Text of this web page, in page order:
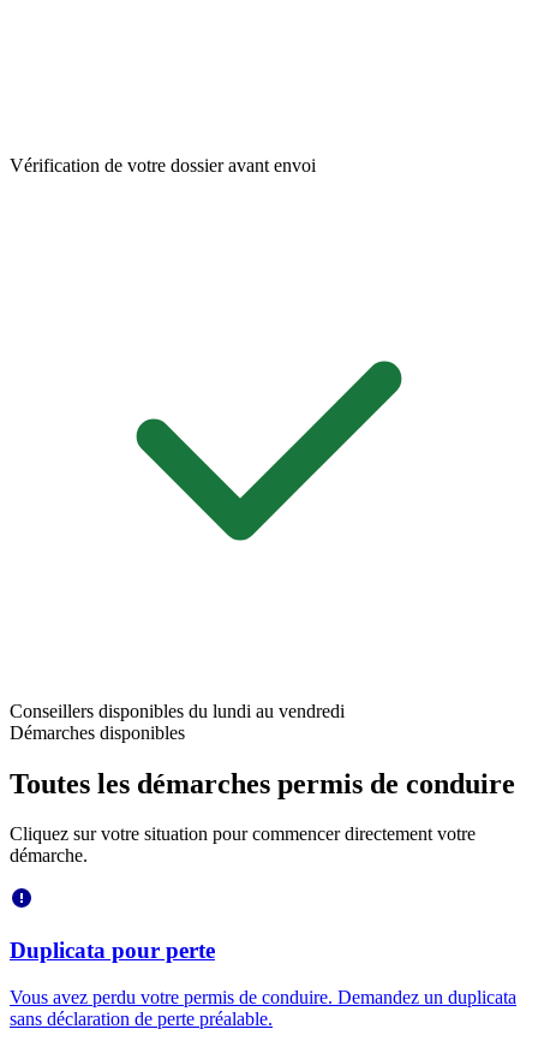
Vérification de votre dossier avant envoi
Conseillers disponibles du lundi au vendredi
Démarches disponibles
Toutes les démarches permis de conduire
Cliquez sur votre situation pour commencer directement votre
démarche.
Duplicata pour perte
Vous avez perdu votre permis de conduire. Demandez un duplicata
sans déclaration de perte préalable.